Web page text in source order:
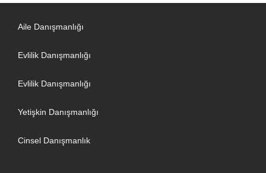
Aile Danışmanlığı
Evlilik Danışmanlığı
Evlilik Danışmanlığı
Yetişkin Danışmanlığı
Cinsel Danışmanlık